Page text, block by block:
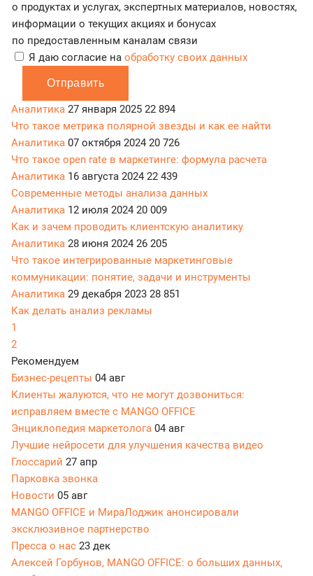
о продуктах и услугах, экспертных материалов, новостях,
информации о текущих акциях и бонусах
по предоставленным каналам связи
Я даю согласие на обработку своих данных
Отправить
Аналитика 27 января 2025 22 894
Что такое метрика полярной звезды и как ее найти
Аналитика 07 октября 2024 20 726
Что такое open rate в маркетинге: формула расчета
Аналитика 16 августа 2024 22 439
Современные методы анализа данных
Аналитика 12 июля 2024 20 009
Как и зачем проводить клиентскую аналитику
Аналитика 28 июня 2024 26 205
Что такое интегрированные маркетинговые
коммуникации: понятие, задачи и инструменты
Аналитика 29 декабря 2023 28 851
Как делать анализ рекламы
1
2
Рекомендуем
Бизнес-рецепты 04 авг
Клиенты жалуются, что не могут дозвониться:
исправляем вместе с MANGO OFFICE
Энциклопедия маркетолога 04 авг
Лучшие нейросети для улучшения качества видео
Глоссарий 27 апр
Парковка звонка
Новости 05 авг
MANGO OFFICE и МираЛоджик анонсировали
эксклюзивное партнерство
Пресса о нас 23 дек
Алексей Горбунов, MANGO OFFICE: о больших данных,